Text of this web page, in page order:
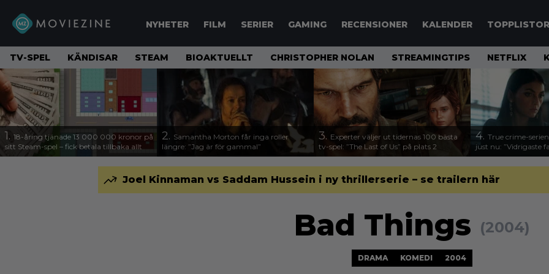
NYHETER FILM SERIER GAMING RECENSIONER KALENDER TOPPLISTOR
TV-SPEL KÄNDISAR STEAM BIOAKTUELLT CHRISTOPHER NOLAN STREAMINGTIPS NETFLIX
1. 18-åring tjänade 13 000 000 kronor på
sitt Steam-spel – fick betala tillbaka allt
2. Samantha Morton får inga roller
längre: ”Jag är för gammal”
3. Experter väljer ut tidernas 100 bästa
tv-spel: ”The Last of Us” på plats 2
4. True crime-
just nu: ”Vidrigaste
Joel Kinnaman vs Saddam Hussein i ny thrillerserie – se trailern här
Bad Things (2004)
DRAMA KOMEDI 2004